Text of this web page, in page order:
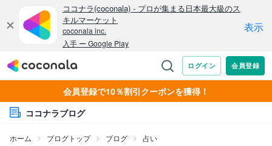
会員登録で10％割引クーポンを獲得！
ココナラブログ
ホーム ブログトップ ブログ 占い